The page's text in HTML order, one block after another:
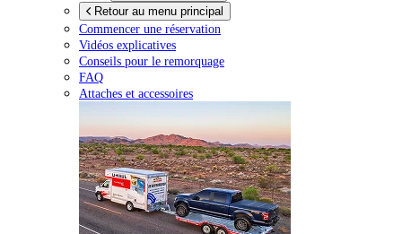
Retour au menu principal
Commencer une réservation
Vidéos explicatives
Conseils pour le remorquage
FAQ
Attaches et accessoires